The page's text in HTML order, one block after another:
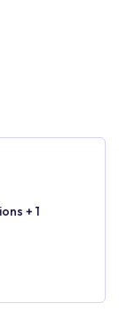
+ 1